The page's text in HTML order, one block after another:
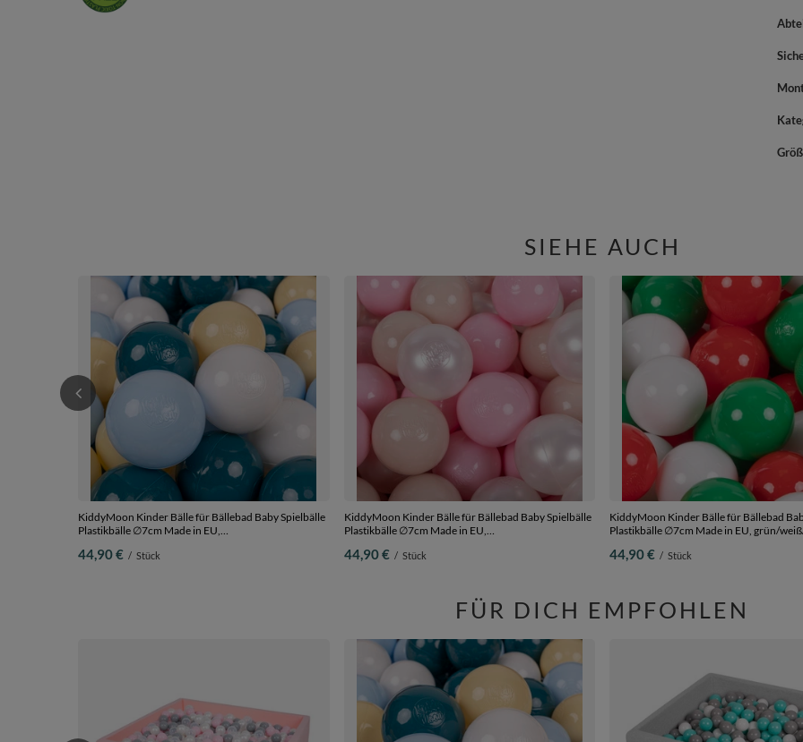
SIEHE AUCH
KiddyMoon Kinder Bälle für Bällebad Baby Spielbälle
Plastikbälle ∅7cm Made in EU,
Bälle/7cm
44,90 € / Stück
KiddyMoon Kinder Bälle für Bällebad Baby Spielbälle
Plastikbälle ∅7cm Made in EU,
44,90 € / Stück
KiddyMoon Kinder Bälle für Bällebad
Plastikbälle ∅7cm Made in EU, grün/
44,90 € / Stück
FÜR DICH EMPFOHLEN